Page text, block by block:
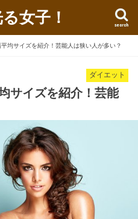
女子！ search
均サイズを紹介！芸能人は狭い人が多い？
ダイエット
サイズを紹介！芸能